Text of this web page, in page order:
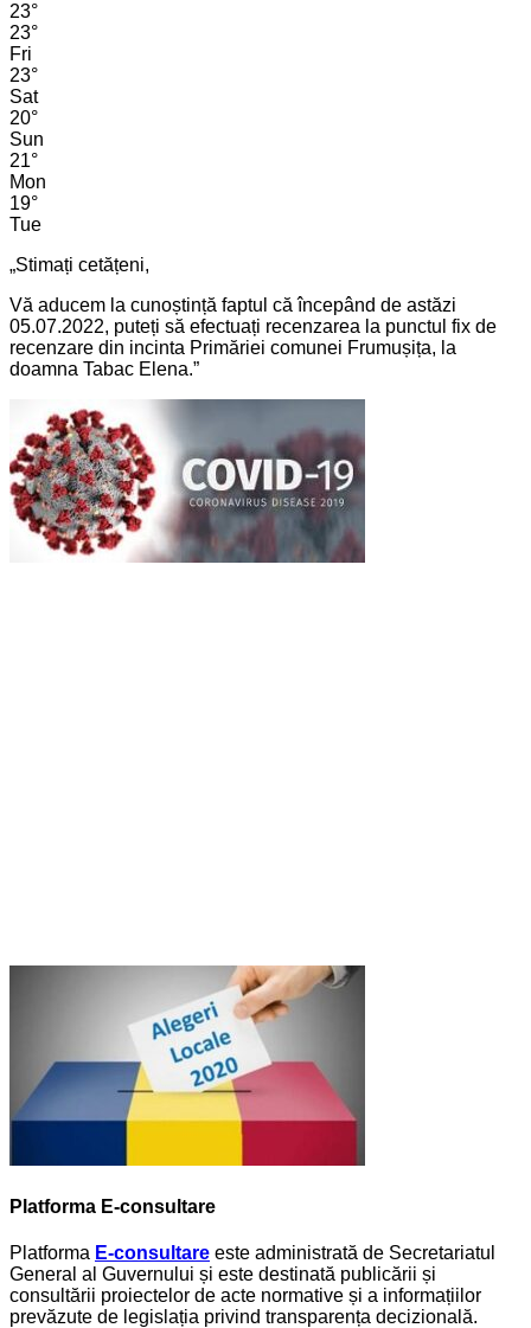
23°
23°
Fri
23°
Sat
20°
Sun
21°
Mon
19°
Tue
„Stimați cetățeni,
Vă aducem la cunoștință faptul că începând de astăzi
05.07.2022, puteți să efectuați recenzarea la punctul fix de
recenzare din incinta Primăriei comunei Frumușița, la
doamna Tabac Elena.”
Platforma E-consultare
Platforma E-consultare este administrată de Secretariatul
General al Guvernului și este destinată publicării și
consultării proiectelor de acte normative și a informațiilor
prevăzute de legislația privind transparența decizională.